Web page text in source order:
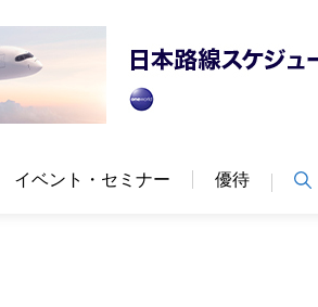
イベント・セミナー 優待